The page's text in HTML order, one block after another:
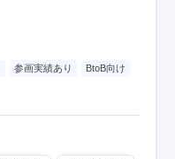
参画実績あり BtoB向け